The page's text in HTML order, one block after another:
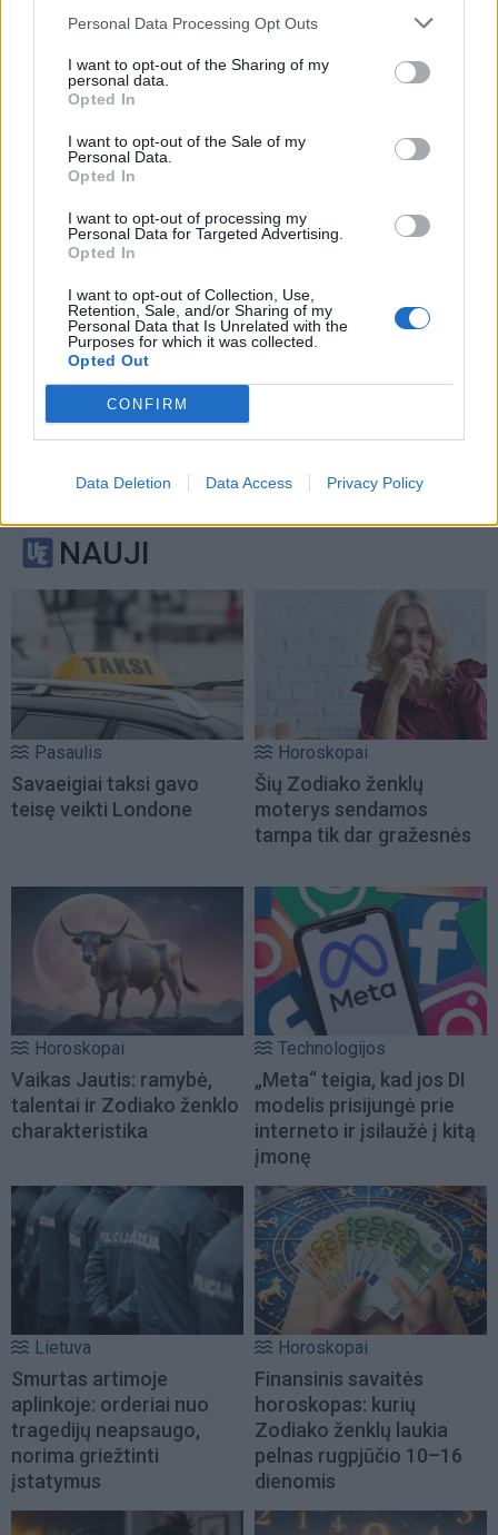
Personal Data Processing Opt Outs
I want to opt-out of the Sharing of my
personal data.
Opted In
I want to opt-out of the Sale of my
Personal Data.
Opted In
I want to opt-out of processing my
Personal Data for Targeted Advertising.
Opted In
I want to opt-out of Collection, Use,
Retention, Sale, and/or Sharing of my
Personal Data that Is Unrelated with the
Purposes for which it was collected.
Opted Out
CONFIRM
Data Deletion Data Access Privacy Policy
Прорыв на БМП в
освобождение
Херсона: что известно
о новом главкоме
Драпатом — анализ
Беспилотники
атаковали склады
Wildberries в
Подмосковье и
человек погибли,
десятки пострадали
NAUJI
Pasaulis
Savaeigiai taksi gavo
teisę veikti Londone
Horoskopai
Šių Zodiako ženklų
moterys sendamos
tampa tik dar gražesnės
Horoskopai
Vaikas Jautis: ramybė,
talentai ir Zodiako ženklo
charakteristika
Technologijos
„Meta“ teigia, kad jos DI
modelis prisijungė prie
interneto ir įsilaužė į kitą
įmonę
Lietuva
Smurtas artimoje
aplinkoje: orderiai nuo
tragedijų neapsaugo,
norima griežtinti
įstatymus
Horoskopai
Finansinis savaitės
horoskopas: kurių
Zodiako ženklų laukia
pelnas rugpjūčio 10–16
dienomis